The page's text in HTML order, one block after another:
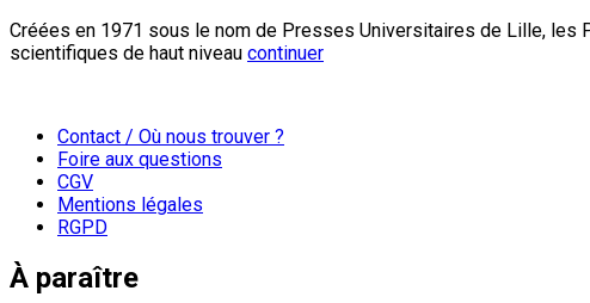
Créées en 1971 sous le nom de Presses Universitaires de Lille, les
scientifiques de haut niveau continuer
Contact / Où nous trouver ?
Foire aux questions
CGV
Mentions légales
RGPD
À paraître